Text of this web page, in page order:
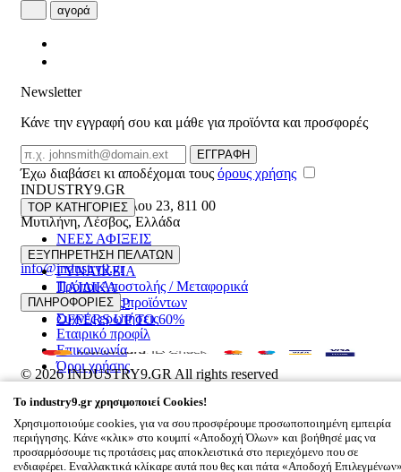
αγορά
Newsletter
Κάνε την εγγραφή σου και μάθε για προϊόντα και προσφορές
Email
ΕΓΓΡΑΦΗ
Έχω διαβάσει κι αποδέχομαι τους όρους χρήσης
INDUSTRY9.GR
Ελευθέριου Βενιζέλου 23, 811 00
Μυτιλήνη,Λέσβος,Ελλάδα
22510 55629
info@industry9.gr
TOP ΚΑΤΗΓΟΡΙΕΣ
ΝΕΕΣ ΑΦΙΞΕΙΣ
ΑΝΔΡΙΚΑ
ΓΥΝΑΙΚΕΙΑ
ΠΑΙΔΙΚΑ
ΑΞΕΣΟΥΑΡ
OFFERS UP TO 60%
ΕΞΥΠΗΡΕΤΗΣΗ ΠΕΛΑΤΩΝ
Τρόποι Αποστολής / Μεταφορικά
Επιστροφές προϊόντων
Συχνές ερωτήσεις
ΠΛΗΡΟΦΟΡΙΕΣ
Εταιρικό προφίλ
Επικοινωνία
Όροι χρήσης
© 2026INDUSTRY9.GR All rights reserved
× Το Καλάθι Σου
0
Βάλε κάτι στο καλάθι σου
To industry9.gr χρησιμοποιεί Cookies!
Χρησιμοποιούμε cookies, για να σου προσφέρουμε προσωποποιημένη εμπειρία
περιήγησης. Κάνε «κλικ» στο κουμπί «Αποδοχή Όλων» και βοήθησέ μας να
προσαρμόσουμε τις προτάσεις μας αποκλειστικά στο περιεχόμενο που σε
ενδιαφέρει. Εναλλακτικά κλίκαρε αυτά που θες και πάτα «Αποδοχή